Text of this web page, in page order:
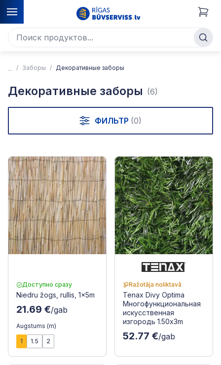
Заборы Декоративные заборы
Декоративные заборы (6)
ФИЛЬТР (0)
Доступно сразу
Niedru žogs, rullis, 1x5m
21.69 €/gab
Augstums (m)
1 1.5 2
Ražotāja noliktavā
Tenax Divy Optima
Многофункциональная
искусственная
изгородь 1.50x3m
52.77 €/gab